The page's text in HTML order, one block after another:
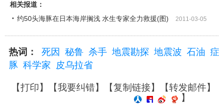
相关报道：
约50头海豚在日本海岸搁浅 水生专家全力救援(图)
2011-03-05
热词： 死因 秘鲁 杀手 地震勘探 地震波 石油
豚 科学家 皮乌拉省
【打印】【我要纠错】【复制链接】【转发邮件】
】